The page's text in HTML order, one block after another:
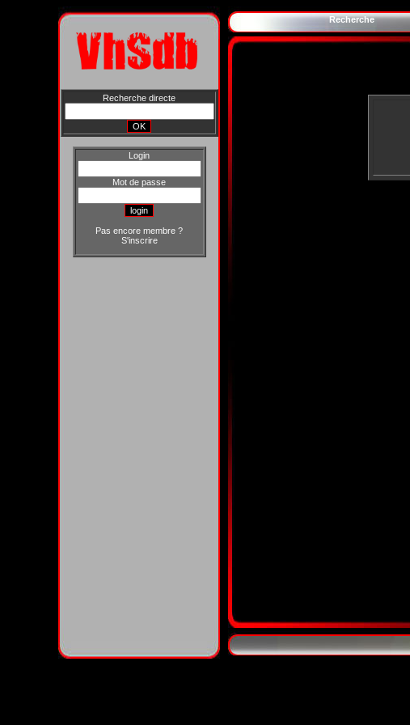
Recherche directe
Login
Mot de passe
Pas encore membre ?
S'inscrire
Recherche